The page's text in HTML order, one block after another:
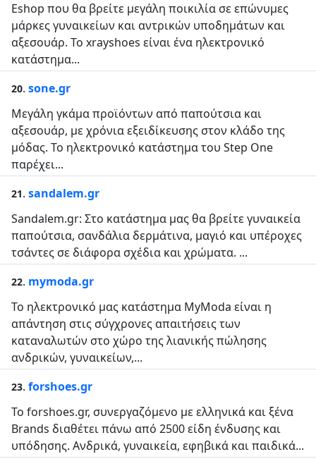
Eshop που θα βρείτε μεγάλη ποικιλία σε επώνυμες
μάρκες γυναικείων και αντρικών υποδημάτων και
αξεσουάρ. To xrayshoes είναι ένα ηλεκτρονικό
κατάστημα...
20. sone.gr
Μεγάλη γκάμα προϊόντων από παπούτσια και
αξεσουάρ, με χρόνια εξειδίκευσης στον κλάδο της
μόδας. Το ηλεκτρονικό κατάστημα του Step One
παρέχει...
21. sandalem.gr
Sandalem.gr: Στο κατάστημα μας θα βρείτε γυναικεία
παπούτσια, σανδάλια δερμάτινα, μαγιό και υπέροχες
τσάντες σε διάφορα σχέδια και χρώματα. ...
22. mymoda.gr
Το ηλεκτρονικό μας κατάστημα MyModa είναι η
απάντηση στις σύγχρονες απαιτήσεις των
καταναλωτών στο χώρο της λιανικής πώλησης
ανδρικών, γυναικείων,...
23. forshoes.gr
Το forshoes.gr, συνεργαζόμενο με ελληνικά και ξένα
Brands διαθέτει πάνω από 2500 είδη ένδυσης και
υπόδησης. Ανδρικά, γυναικεία, εφηβικά και παιδικά...